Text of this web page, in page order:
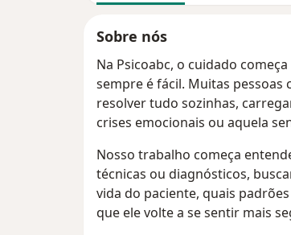
Sobre nós
Na Psicoabc, o cuidado
sempre é fácil. Muitas
resolver tudo sozinhas,
crises emocionais ou aquela
Nosso trabalho começa
técnicas ou diagnósticos,
vida do paciente, quais
que ele volte a se sentir mais